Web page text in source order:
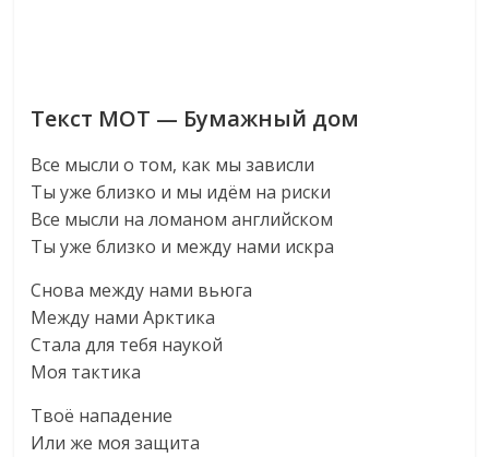
Текст MOT — Бумажный дом
Все мысли о том, как мы зависли
Ты уже близко и мы идём на риски
Все мысли на ломаном английском
Ты уже близко и между нами искра
Снова между нами вьюга
Между нами Арктика
Стала для тебя наукой
Моя тактика
Твоё нападение
Или же моя защита